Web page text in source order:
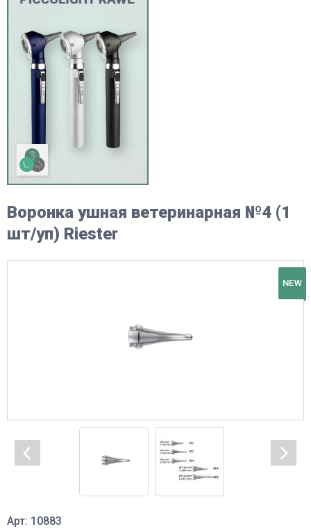
Воронка ушная ветеринарная №4 (1
шт/уп) Riester
NEW
Арт: 10883